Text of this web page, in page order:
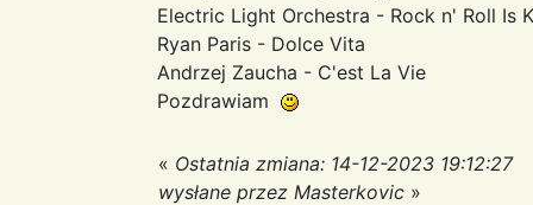
Electric Light Orchestra - Rock n' Roll Is
Ryan Paris - Dolce Vita
Andrzej Zaucha - C'est La Vie
Pozdrawiam
« Ostatnia zmiana: 14-12-2023 19:12:27
wysłane przez Masterkovic »